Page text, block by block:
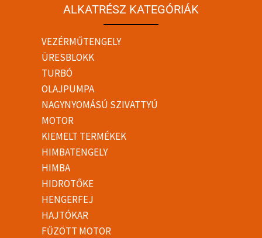
ALKATRÉSZ KATEGÓRIÁK
VEZÉRMŰTENGELY
ÜRESBLOKK
TURBÓ
OLAJPUMPA
NAGYNYOMÁSÚ SZIVATTYÚ
MOTOR
KIEMELT TERMÉKEK
HIMBATENGELY
HIMBA
HIDROTŐKE
HENGERFEJ
HAJTÓKAR
FŰZÖTT MOTOR